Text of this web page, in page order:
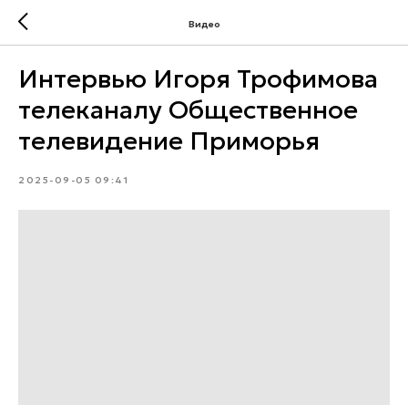
Видео
Интервью Игоря Трофимова
телеканалу Общественное
телевидение Приморья
2025-09-05 09:41